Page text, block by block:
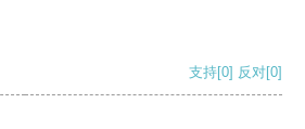
支持[0] 反对[0]